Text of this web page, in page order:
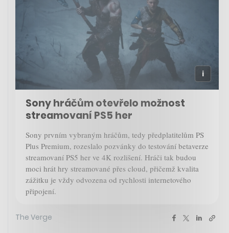
Sony hráčům otevřelo možnost
streamovaní PS5 her
Sony prvním vybraným hráčům, tedy předplatitelům PS
Plus Premium, rozeslalo pozvánky do testování betaverze
streamovaní PS5 her ve 4K rozlišení. Hráči tak budou
moci hrát hry streamované přes cloud, přičemž kvalita
zážitku je vždy odvozena od rychlosti internetového
připojení.
The Verge